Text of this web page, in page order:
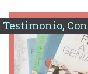
Testimonio,